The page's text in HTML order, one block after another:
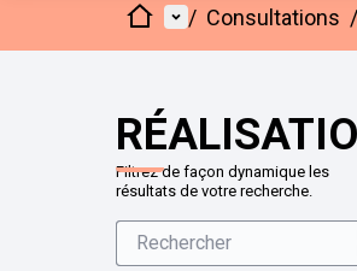
AccueilMenu principal
/ Consultations /
Filtrez de façon dynamique les
résultats de votre recherche.